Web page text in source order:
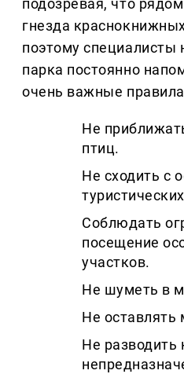
подозревая, что
гнезда
поэтому специалисты
парка постоянно
очень важные
Не
птиц.
Не сходить с
Соблюдать
посещение
участков.
Не шуметь в
Не оставлять
Не разводить